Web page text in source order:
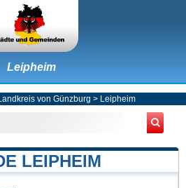
Leipheim
von Günzburg > Leipheim
LEIPHEIM